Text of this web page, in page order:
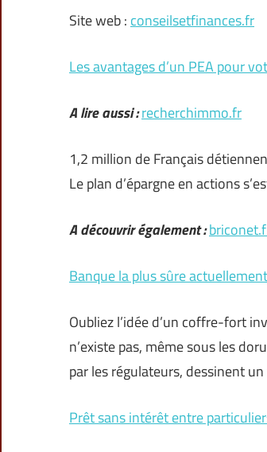
Site web : conseilsetfinances.fr
Les avantages d’un PEA pour
A lire aussi :recherchimmo.fr
1,2 million de Français
Le plan d’épargne en actions
A découvrir également :
Banque la plus sûre
Oubliez l’idée d’un coffre-fort
n’existe pas, même sous les
par les régulateurs, dessinent
Prêt sans intérêt entre